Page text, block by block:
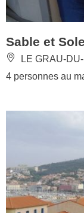
Sable et
LE GRAU-DU-
4 personnes au